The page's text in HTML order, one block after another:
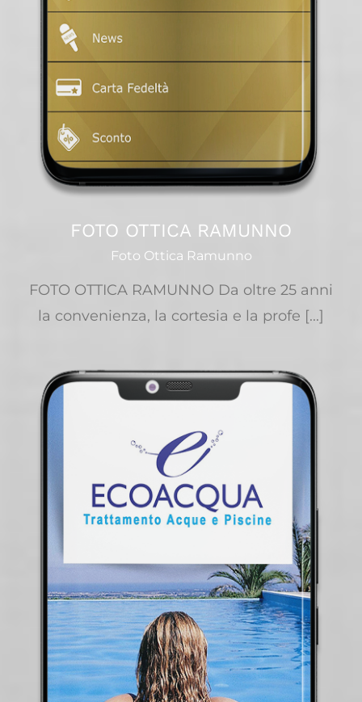
FOTO OTTICA RAMUNNO
Foto Ottica Ramunno
FOTO OTTICA RAMUNNO Da oltre 25 anni
la convenienza, la cortesia e la profe [...]